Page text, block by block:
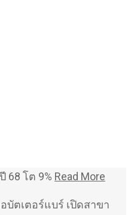
68 โต 9% Read More
บัตเตอร์แบร์ เปิดสาขา